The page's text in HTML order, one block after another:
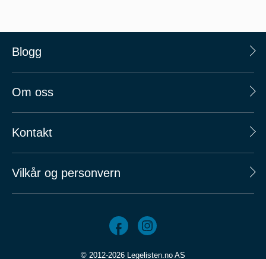
Blogg
Om oss
Kontakt
Vilkår og personvern
© 2012-2026 Legelisten.no AS